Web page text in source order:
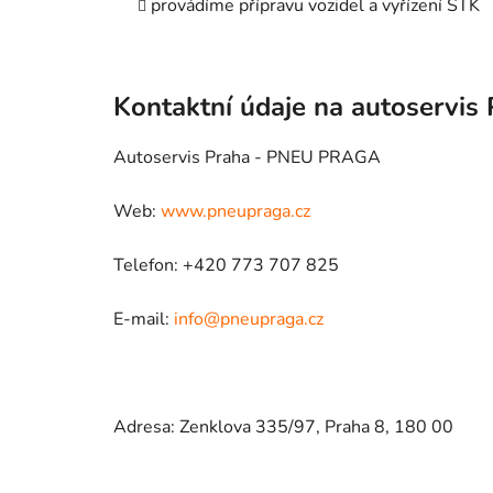
provádíme přípravu vozidel a vyřízení STK
Kontaktní údaje na autoservis
Autoservis Praha - PNEU PRAGA
Web: www.pneupraga.cz
Telefon: +420 773 707 825
E-mail: info@pneupraga.cz
Adresa: Zenklova 335/97, Praha 8, 180 00